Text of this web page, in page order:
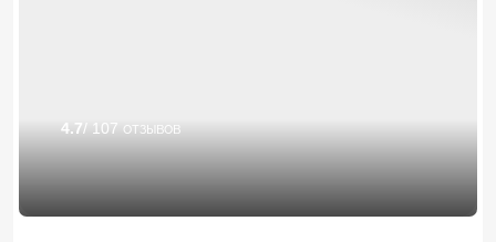
4.7/ 107 отзывов